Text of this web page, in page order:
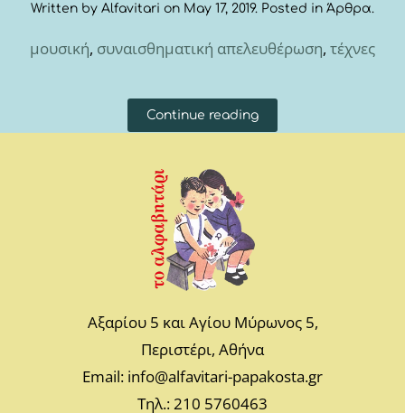
Written by Alfavitari on May 17, 2019. Posted in Άρθρα.
μουσική, συναισθηματική απελευθέρωση, τέχνες
Continue reading
Αξαρίου 5 και Αγίου Μύρωνος 5,
Περιστέρι, Αθήνα
Email: info@alfavitari-papakosta.gr
Τηλ.: 210 5760463